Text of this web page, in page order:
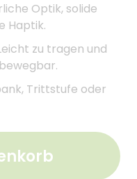
Optik, solide
Haptik.
zu tragen und
Trittstufe oder